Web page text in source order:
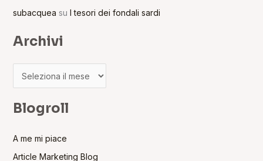
subacquea su I tesori dei fondali sardi
Archivi
Blogroll
A me mi piace
Article Marketing Blog